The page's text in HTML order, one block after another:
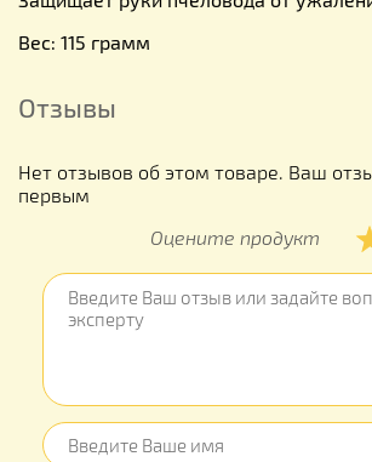
Вес: 115 грамм
Отзывы
Нет отзывов об этом товаре. Ваш
первым
Оцените продукт